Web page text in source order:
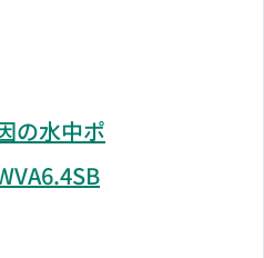
の水中ポ